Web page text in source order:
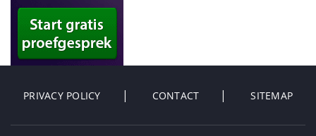
PRIVACY POLICY CONTACT SITEMAP